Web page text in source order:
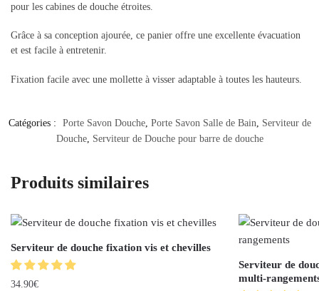
pour les cabines de douche étroites.
Grâce à sa conception ajourée, ce panier offre une excellente évacuation
et est facile à entretenir.
Fixation facile avec une mollette à visser adaptable à toutes les hauteurs.
Catégories : Porte Savon Douche, Porte Savon Salle de Bain, Serviteur de
Douche, Serviteur de Douche pour barre de douche
Produits similaires
Serviteur de douche fixation vis et chevilles
34.90€
Serviteur de
multi-